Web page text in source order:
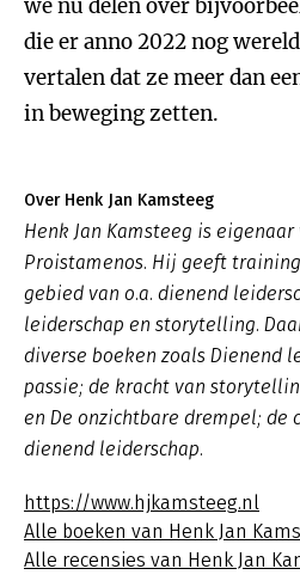
we nu delen over
die er anno 2022 nog
vertalen dat ze meer dan
in beweging zetten.
Over Henk Jan Kamsteeg
Henk Jan Kamsteeg is
Proistamenos. Hij geeft
gebied van o.a. dienend
leiderschap en storytelling.
diverse boeken zoals Dienend
passie; de kracht van
en De onzichtbare drempel; de
dienend leiderschap.
https://www.hjkamsteeg.nl
Alle boeken van Henk Jan
Alle recensies van Henk Jan